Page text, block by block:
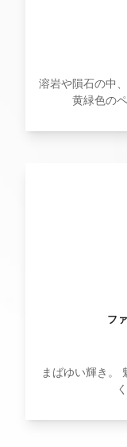
溶岩や隕石の中
黄緑色の
フ
まばゆい輝き。